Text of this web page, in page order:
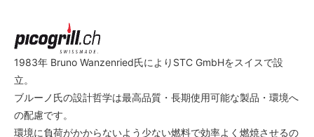
1983年 Bruno Wanzenried氏によりSTC GmbHをスイスで設
立。
ブルーノ氏の設計哲学は最高品質・長期使用可能な製品・環境へ
の配慮です。
環境に負荷がかからないよう少ない燃料で効率よく燃焼させるの